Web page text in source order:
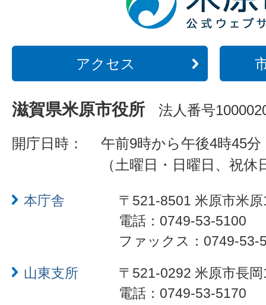
アクセス
滋賀県米原市役所 法人番号
開庁日時：
午前9時から午後4時45分
（土曜日・日曜日、祝
本庁舎
〒521-8501 米原市米
電話：0749-53-5100
ファックス：0749-53-
山東支所
〒521-0292 米原市長
電話：0749-53-5170